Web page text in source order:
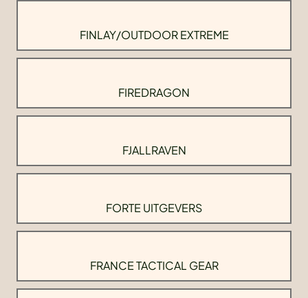
FINLAY/OUTDOOR EXTREME
FIREDRAGON
FJALLRAVEN
FORTE UITGEVERS
FRANCE TACTICAL GEAR